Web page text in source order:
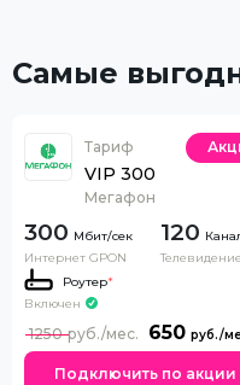
Самые
Тариф
VIP 300
Мегафон
300
Интернет GPON
120
Телевидение
Роутер*
Включен
650
1250
Подключить по акции